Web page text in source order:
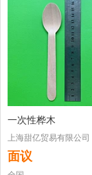
一次性桦木
上海甜亿贸易有限公司
面议